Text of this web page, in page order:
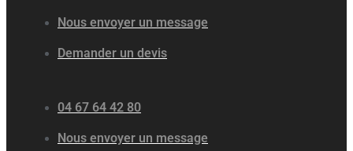
Nous envoyer un message
Demander un devis
04 67 64 42 80
Nous envoyer un message